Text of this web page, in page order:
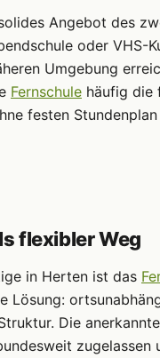
Angebot des
oder VHS-
Umgebung
Fernschule häufig die
festen Stundenplan
flexibler Weg
in Herten ist das
Lösung:
Die
zugelassen